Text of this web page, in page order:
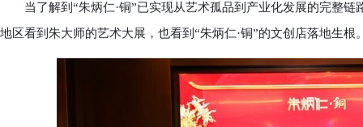
当了解到“朱炳仁·铜”已实现从艺术孤品到产业化发展的完整链
地区看到朱大师的艺术大展，也看到“朱炳仁·铜”的文创店落地生根